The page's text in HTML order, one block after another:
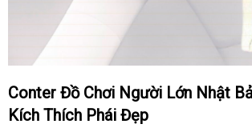
Conter Đồ Chơi Người Lớn Nhật Bản Cao Cấp
Kích Thích Phái Đẹp